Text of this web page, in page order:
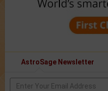
AstroSage Newsletter